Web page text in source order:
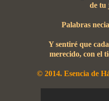
de tu
Palabras
Y sentiré que
merecido, con el
© 2014. Esencia de